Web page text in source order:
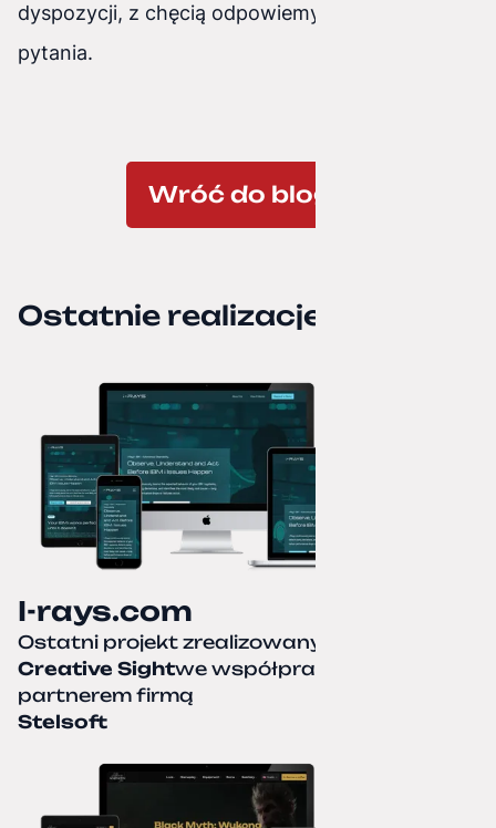
dyspozycji, z chęcią odpowiemy na wszelkie
pytania.
Wróć do bloga
Ostatnie realizacje
I-rays.com
Ostatni projekt zrealizowany przez
Creative Sightwe współpracy z naszym
partnerem firmą
Stelsoft